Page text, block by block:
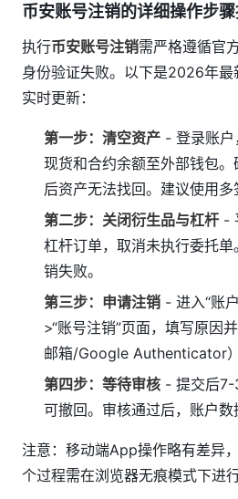
币安账号注销的详细操作步
执行币安账号注销需严格遵循官
身份验证失败。以下是2026年最
实时更新：
第一步：清空资产 - 登录账户
现货和合约余额至外部钱包
后资产无法找回。建议使用多
第二步：关闭衍生品与杠杆 -
杠杆订单，取消未执行委托
销失败。
第三步：申请注销 - 进入“账
>“账号注销”页面，填写原因
邮箱/Google Authenticator）
第四步：等待审核 - 提交后7-
可撤回。审核通过后，账户数
注意：移动端App操作略有差异
个过程需在浏览器无痕模式下进